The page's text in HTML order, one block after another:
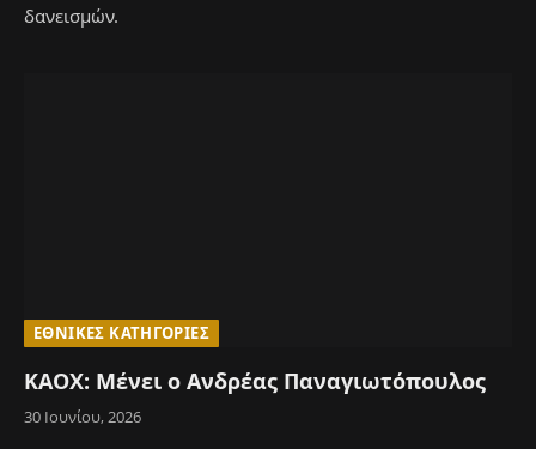
δανεισμών.
ΕΘΝΙΚΈΣ ΚΑΤΗΓΟΡΊΕΣ
ΚΑΟΧ: Μένει ο Ανδρέας Παναγιωτόπουλος
30 Ιουνίου, 2026